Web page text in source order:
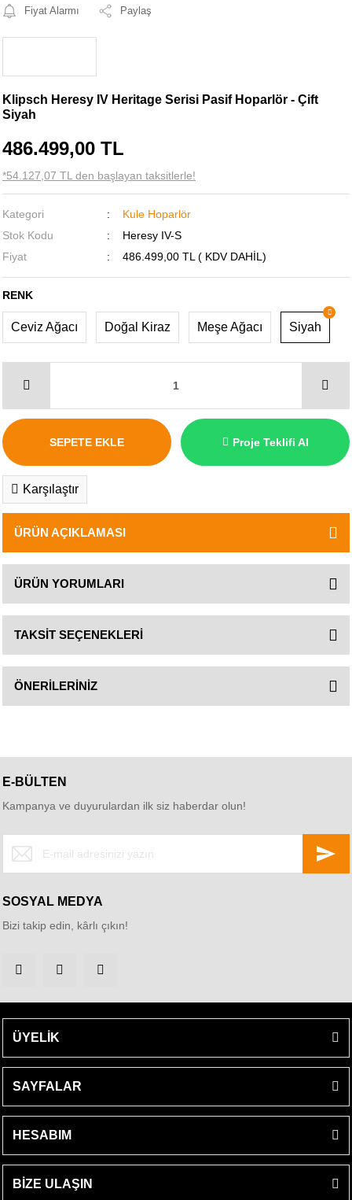
Fiyat Alarmı Paylaş
Klipsch Heresy IV Heritage Serisi Pasif Hoparlör - Çift
Siyah
486.499,00 TL
*54.127,07 TL den başlayan taksitlerle!
Kategori
Kule Hoparlör
Stok Kodu
Heresy IV-S
Fiyat
486.499,00 TL ( KDV DAHİL)
RENK
Ceviz Ağacı Doğal Kiraz Meşe Ağacı Siyah
SEPETE EKLE Proje Teklifi Al
Karşılaştır
ÜRÜN AÇIKLAMASI
ÜRÜN YORUMLARI
TAKSİT SEÇENEKLERİ
ÖNERİLERİNİZ
E-BÜLTEN
Kampanya ve duyurulardan ilk siz haberdar olun!
SOSYAL MEDYA
Bizi takip edin, kârlı çıkın!
ÜYELİK
SAYFALAR
HESABIM
BİZE ULAŞIN